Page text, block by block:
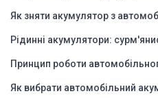
Як зняти акумулятор з
Рідинні акумулятори:
Принцип роботи
Як вибрати автомобільний